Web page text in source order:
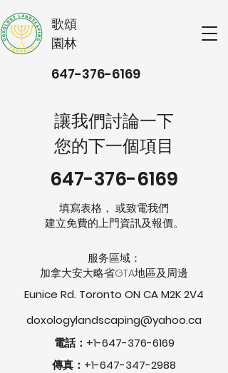
​歌頌
園林
647-376-6169
讓我們討論一下
您的下一個項目
647-376-6169
填寫表格， 或致電我們
建立免費的上門資訊及報價。
服务區域：
​加拿大安大略省GTA地區及周邊
Eunice Rd. Toronto ON CA M2K 2V4
doxologylandscaping@yahoo.ca
電話：+1-647-376-6169
傳真：+1-647-347-2988